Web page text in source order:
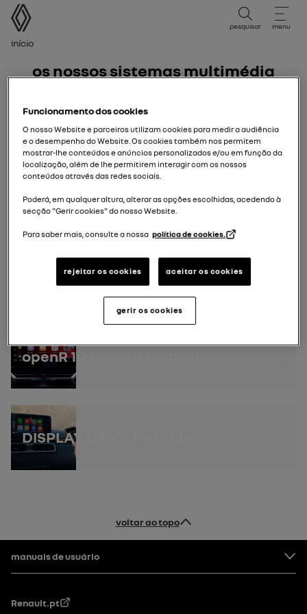
Manual do Utilizador
pesquisar menu
Caminho de navegação
Início
os nossos sistemas multimédia
easy link
R-Link 2
R-Link
openR 10.1" multimedia touchscreen
DISPLAY LINK – NAVI LINK
voltar ao topo
Rodapé
manuais de usuário
Renault.pt
Funcionamento dos cookies
O nosso Website e parceiros utilizam cookies para medir a audiência
e o desempenho do Website. Os cookies também nos permitem
mostrar-lhe conteúdos e anúncios personalizados e/ou em função da
localização, além de lhe permitirem interagir com os nossos
conteúdos através das redes sociais.
Poderá, em qualquer altura, alterar as opções escolhidas, acedendo à
secção "Gerir cookies" do nosso Website.
Para saber mais, consulte a nossa política de cookies.
rejeitar os cookies aceitar os cookies
gerir os cookies